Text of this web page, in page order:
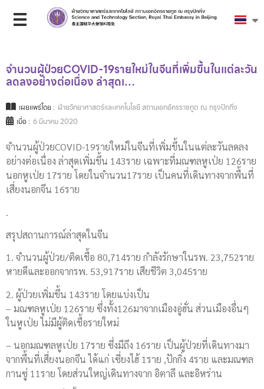
จำนวนผู้ป่วยCOVID-19รายใหม่ในจีนที่เพิ่มขึ้นในแต่ละวัน
ลดลงอย่างต่อเนื่อง ล่าสุดเ…
เผยแพร่โดย : ฝ่ายวิทยาศาสตร์และเทคโนโลยี สถานเอกอัครราชทูต ณ กรุงปักกิ่ง
เมื่อ : 6 มีนาคม 2020
จำนวนผู้ป่วยCOVID-19รายใหม่ในจีนที่เพิ่มขึ้นในแต่ละวันลดลง
อย่างต่อเนื่อง ล่าสุดเพิ่มขึ้น 143ราย เฉพาะที่มณฑลหูเป่ย 126ราย
นอกหูเป่ย 17ราย โดยในจำนวน17ราย เป็นคนที่เดินทางจากพื้นที่
เสี่ยงนอกจีน 16ราย
.
สรุปสถานการณ์ล่าสุดในจีน
1. จำนวนผู้ป่วย/ติดเชื้อ 80,714ราย กำลังรักษาในรพ. 23,752ราย
หายดีและออกจากรพ. 53,917ราย เสียชีวิต 3,045ราย
2. ผู้ป่วยเพิ่มขึ้น 143ราย โดยแบ่งเป็น
– มณฑลหูเป่ย 126ราย ซึ่งทั้ง126มาจากเมืองอู่ฮั่น ส่วนเมืองอื่นๆ
ในหูเป่ย ไม่มีผู้ติดเชื้อรายใหม่
– นอกมณฑลหูเป่ย 17ราย ซึ่งมีถึง 16ราย เป็นผู้ป่วยที่เดินทางมา
จากพื้นที่เสี่ยงนอกจีน ได้แก่ เซี่ยงไฮ้ 1ราย ,ปักกิ่ง 4ราย และมณฑล
กานซู่ 11ราย โดยส่วนใหญ่เดินทางจาก อิตาลี และอิหร่าน